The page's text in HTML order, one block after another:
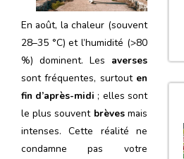
En août, la chaleur (souvent
28–35 °C) et l’humidité (>80
%) dominent. Les averses
sont fréquentes, surtout en
fin d’après-midi ; elles sont
le plus souvent brèvesmais
intenses. Cette réalité ne
condamne pas votre